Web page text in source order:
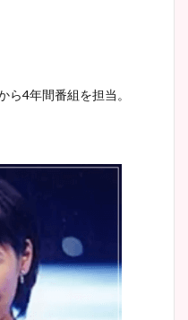
ら4年間番組を担当。